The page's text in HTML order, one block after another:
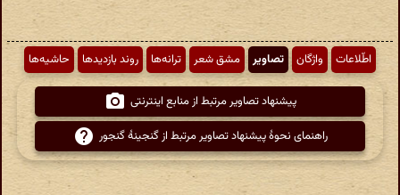
اطّلاعات واژگان تصاویر مشق شعر ترانه‌ها روند بازدیدها حاشیه‌ها
پیشنهاد تصاویر مرتبط از منابع اینترنتی
راهنمای نحوهٔ پیشنهاد تصاویر مرتبط از گنجینهٔ گنجور